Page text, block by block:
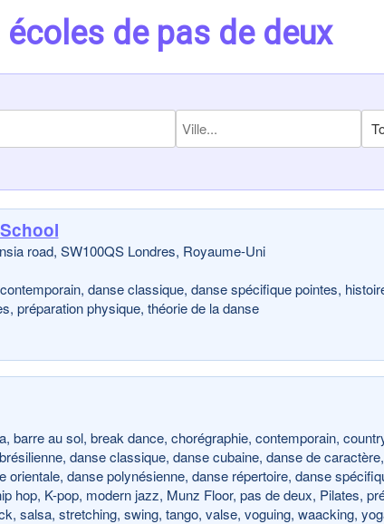
écoles de pas de deux
road, SW100QS Londres, Royaume-Uni
danse classique, danse spécifique pointes,
préparation physique, théorie de la danse
barre au sol, break dance, chorégraphie, contemporain,
danse classique, danse cubaine, danse de
orientale, danse polynésienne, danse répertoire, danse
hop, K-pop, modern jazz, Munz Floor, pas de deux, Pilates,
salsa, stretching, swing, tango, valse, voguing, waacking,